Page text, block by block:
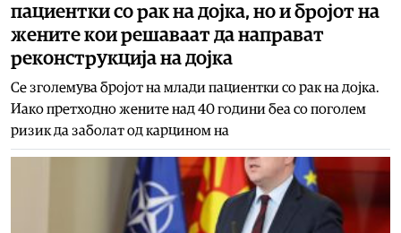
пациентки со рак на дојка, но и бројот на
жените кои решаваат да направат
реконструкција на дојка
Се зголемува бројот на млади пациентки со рак на дојка.
Иако претходно жените над 40 години беа со поголем
ризик да заболат од карцином на